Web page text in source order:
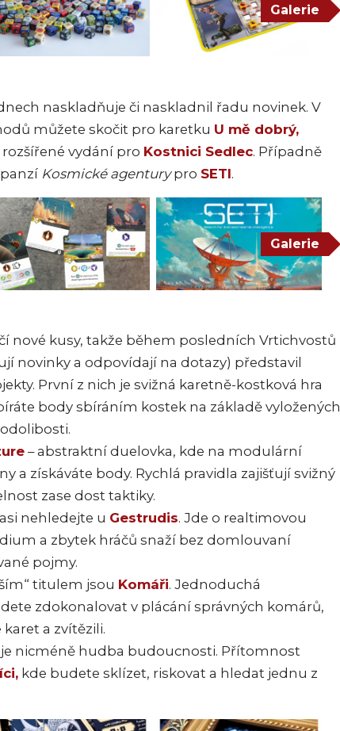
Galerie
naskladňuje či naskladnil řadu novinek. V
můžete skočit pro karetku U mě dobrý,
rozšířené vydání pro Kostnici Sedlec. Případně
Kosmické agenturypro SETI.
Galerie
nové kusy, takže během posledních Vrtichvostů
novinky a odpovídají na dotazy) představil
První z nich je svižná karetně-kostková hra
body sbíráním kostek na základě vyložených
– abstraktní duelovka, kde na modulární
a získáváte body. Rychlá pravidla zajišťují svižný
zase dost taktiky.
nehledejte u Gestrudis. Jde o realtimovou
a zbytek hráčů snaží bez domlouvaní
pojmy.
titulem jsou Komáři. Jednoduchá
zdokonalovat v plácání správných komárů,
a zvítězili.
je nicméně hudba budoucnosti. Přítomnost
kde budete sklízet, riskovat a hledat jednu z